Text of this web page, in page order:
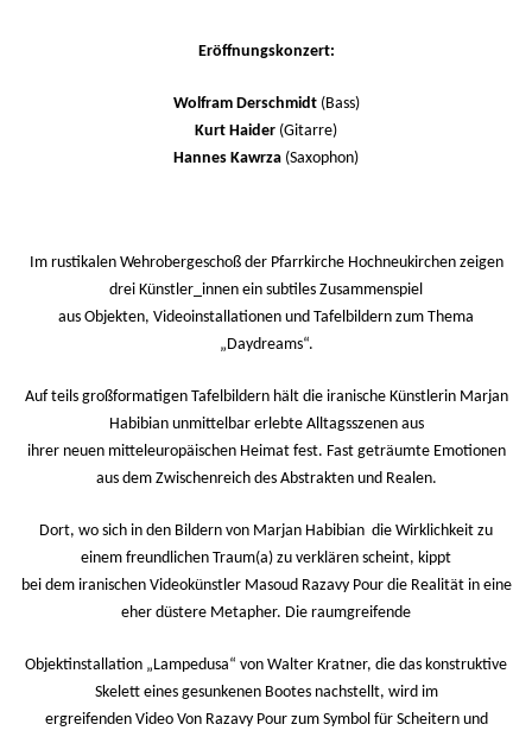
Eröffnungskonzert:
Wolfram Derschmidt(Bass)
Kurt Haider (Gitarre)
Hannes Kawrza (Saxophon)
Im rustikalen Wehrobergeschoß der Pfarrkirche Hochneukirchen zeigen
drei Künstler_innen ein subtiles Zusammenspiel
aus Objekten, Videoinstallationen und Tafelbildern zum Thema
„Daydreams“.
Auf teils großformatigen Tafelbildern hält die iranische Künstlerin Marjan
Habibian unmittelbar erlebte Alltagsszenen aus
ihrer neuen mitteleuropäischen Heimat fest. Fast geträumte Emotionen
aus dem Zwischenreich des Abstrakten und Realen.
Dort, wo sich in den Bildern von Marjan Habibian die Wirklichkeit zu
einem freundlichen Traum(a) zu verklären scheint, kippt
bei dem iranischen Videokünstler Masoud Razavy Pour die Realität in eine
eher düstere Metapher. Die raumgreifende
Objektinstallation „Lampedusa“ von Walter Kratner, die das konstruktive
Skelett eines gesunkenen Bootes nachstellt, wird im
ergreifenden Video Von Razavy Pour zum Symbol für Scheitern und